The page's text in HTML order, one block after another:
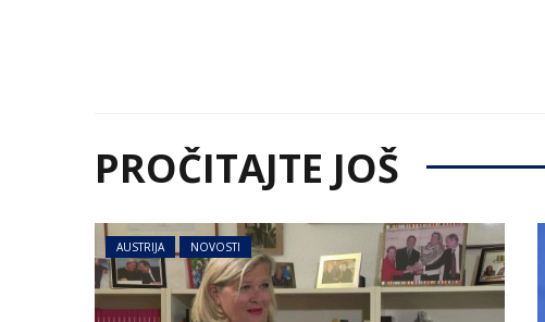
PROČITAJTE JOŠ
AUSTRIJA NOVOSTI